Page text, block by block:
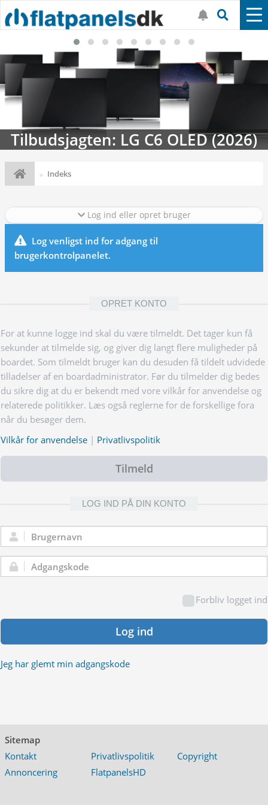
Tilbudsjagten: LG C6 OLED (2026)
Indeks
Log ind eller opret bruger
Log venligst ind for adgang til
brugerkontrolpanelet.
OPRET KONTO
For at kunne logge ind skal du være tilmeldt. Det tager kun få
sekunder at tilmelde sig, og giver dig langt flere muligheder på
boardet. Som tilmeldt bruger kan du desuden få tildelt udvidede
tilladelser af en boardadministrator. Før du tilmelder dig bedes
du sikre dig at du er bekendt med vore vilkår for anvendelse og
relaterede politikker. Læs også reglerne for de forskellige fora
når du besøger dem.
Vilkår for anvendelse | Privatlivspolitik
Tilmeld
LOG IND PÅ DIN KONTO
Brugernavn:
Adgangskode:
Forbliv logget ind
Log ind
Jeg har glemt min adgangskode
Sitemap
Kontakt
Privatlivspolitik
Copyright
Annoncering
FlatpanelsHD